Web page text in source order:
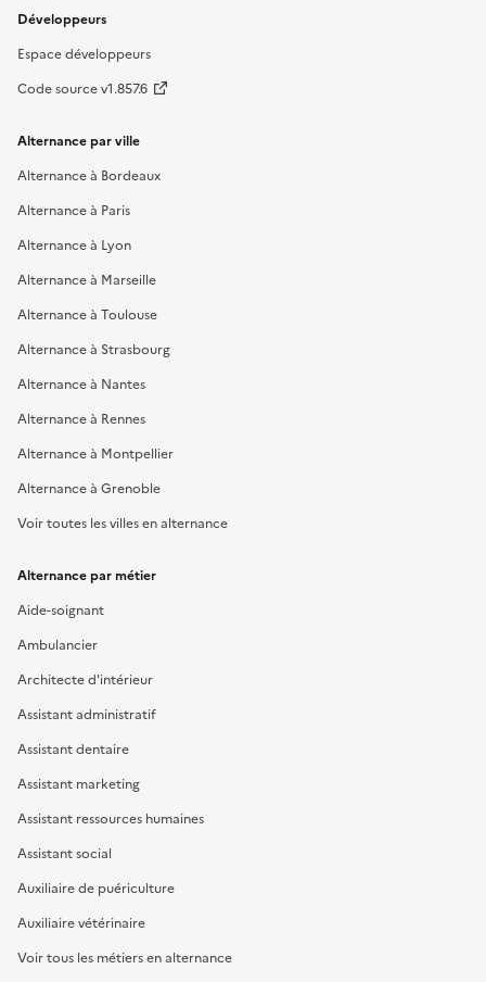
Développeurs
Espace développeurs
Code source v1.857.6
Alternance par ville
Alternance à Bordeaux
Alternance à Paris
Alternance à Lyon
Alternance à Marseille
Alternance à Toulouse
Alternance à Strasbourg
Alternance à Nantes
Alternance à Rennes
Alternance à Montpellier
Alternance à Grenoble
Voir toutes les villes en alternance
Alternance par métier
Aide-soignant
Ambulancier
Architecte d'intérieur
Assistant administratif
Assistant dentaire
Assistant marketing
Assistant ressources humaines
Assistant social
Auxiliaire de puériculture
Auxiliaire vétérinaire
Voir tous les métiers en alternance